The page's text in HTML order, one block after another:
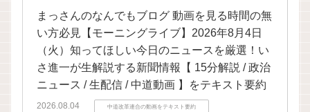
まっさんのなんでもブログ 動画を見る時間の無
い方必見【モーニングライブ】2026年8月4日
（火）知ってほしい今日のニュースを厳選！い
さ進一が生解説する新聞情報【 15分解説 / 政治
ニュース / 生配信 / 中道動画 】をテキスト要約
2026.08.04 中道改革連合の動画をテキスト要約